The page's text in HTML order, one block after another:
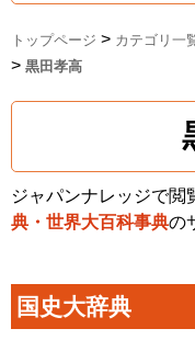
トップページ > カテゴリ一
> 黒田孝高
ジャパンナレッジで閲
典・世界大百科事典の
国史大辞典